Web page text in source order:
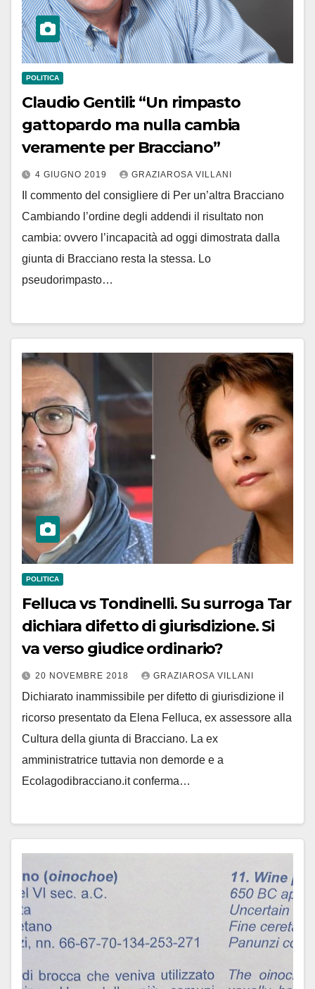
POLITICA
Claudio Gentili: “Un rimpasto
gattopardo ma nulla cambia
veramente per Bracciano”
4 GIUGNO 2019 GRAZIAROSA VILLANI
Il commento del consigliere di Per un’altra Bracciano
Cambiando l’ordine degli addendi il risultato non
cambia: ovvero l’incapacità ad oggi dimostrata dalla
giunta di Bracciano resta la stessa. Lo
pseudorimpasto…
POLITICA
Felluca vs Tondinelli. Su surroga Tar
dichiara difetto di giurisdizione. Si
va verso giudice ordinario?
20 NOVEMBRE 2018 GRAZIAROSA VILLANI
Dichiarato inammissibile per difetto di giurisdizione il
ricorso presentato da Elena Felluca, ex assessore alla
Cultura della giunta di Bracciano. La ex
amministratrice tuttavia non demorde e a
Ecolagodibracciano.it conferma…